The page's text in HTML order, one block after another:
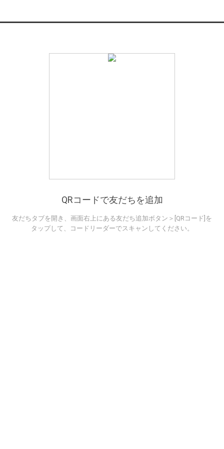
QRコードで友だちを追加
友だちタブを開き、画面右上にある友だち追加ボタン＞[QRコード]を
タップして、コードリーダーでスキャンしてください。